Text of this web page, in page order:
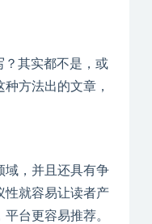
？其实都不是，或
方法出的文章，
域，并且还具有争
性就容易让读者产
台更容易推荐。